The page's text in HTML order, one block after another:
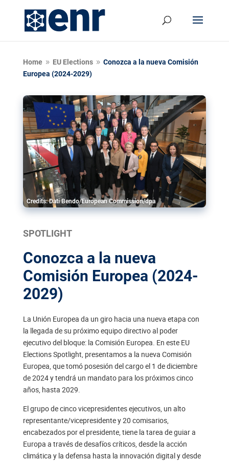
Home 9 EU Elections 9 Conozca a la nueva Comisión
Europea (2024-2029)
Credits: Dati Bendo/European Commission/dpa
SPOTLIGHT
Conozca a la nueva
Comisión Europea (2024-
2029)
La Unión Europea da un giro hacia una nueva etapa con
la llegada de su próximo equipo directivo al poder
ejecutivo del bloque: la Comisión Europea. En este EU
Elections Spotlight, presentamos a la nueva Comisión
Europea, que tomó posesión del cargo el 1 de diciembre
de 2024 y tendrá un mandato para los próximos cinco
años, hasta 2029.
El grupo de cinco vicepresidentes ejecutivos, un alto
representante/vicepresidente y 20 comisarios,
encabezados por el presidente, tiene la tarea de guiar a
Europa a través de desafíos críticos, desde la acción
climática y la defensa hasta la innovación digital y desde